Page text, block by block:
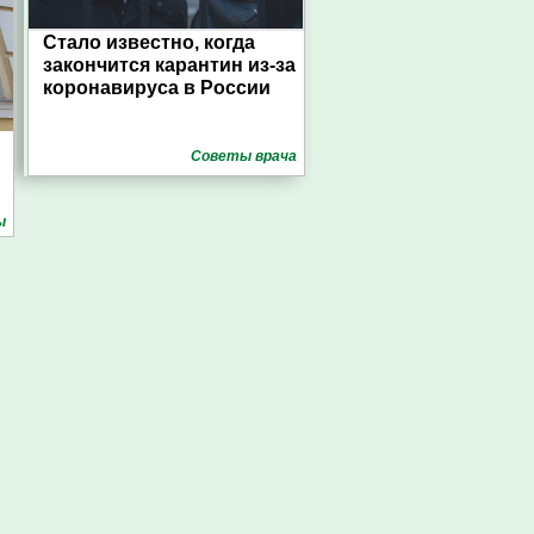
Стало известно, когда
закончится карантин из-за
коронавируса в России
Советы врача